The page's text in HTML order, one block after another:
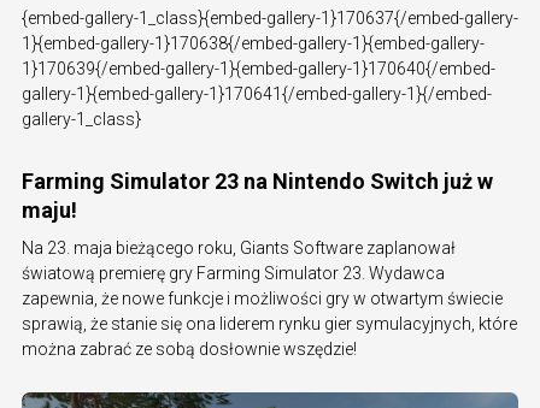
{embed-gallery-1_class}{embed-gallery-1}170637{/embed-gallery-
1}{embed-gallery-1}170638{/embed-gallery-1}{embed-gallery-
1}170639{/embed-gallery-1}{embed-gallery-1}170640{/embed-
gallery-1}{embed-gallery-1}170641{/embed-gallery-1}{/embed-
gallery-1_class}
Farming Simulator 23 na Nintendo Switch już w
maju!
Na 23. maja bieżącego roku, Giants Software zaplanował
światową premierę gry Farming Simulator 23. Wydawca
zapewnia, że nowe funkcje i możliwości gry w otwartym świecie
sprawią, że stanie się ona liderem rynku gier symulacyjnych, które
można zabrać ze sobą dosłownie wszędzie!